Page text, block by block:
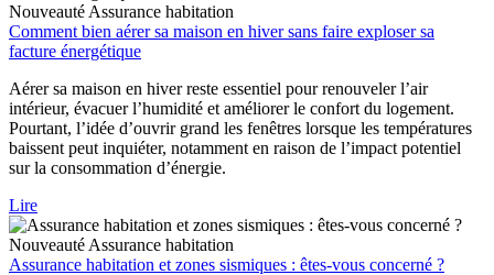
Nouveauté Assurance habitation
Comment bien aérer sa maison en hiver sans faire exploser sa
facture énergétique
Aérer sa maison en hiver reste essentiel pour renouveler l’air
intérieur, évacuer l’humidité et améliorer le confort du logement.
Pourtant, l’idée d’ouvrir grand les fenêtres lorsque les températures
baissent peut inquiéter, notamment en raison de l’impact potentiel
sur la consommation d’énergie.
Lire
Nouveauté Assurance habitation
Assurance habitation et zones sismiques : êtes-vous concerné ?